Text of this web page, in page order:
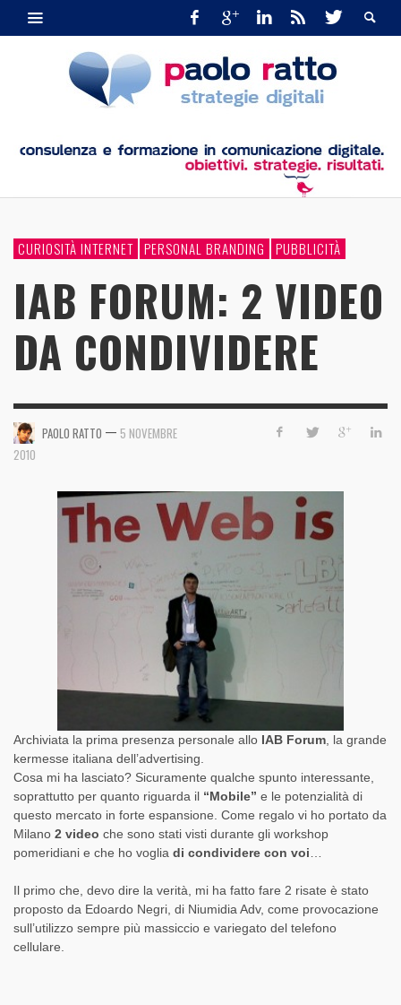
CURIOSITÀ INTERNET PERSONAL BRANDING PUBBLICITÀ
IAB FORUM: 2 VIDEO
DA CONDIVIDERE
PAOLO RATTO — 5 NOVEMBRE
2010
Archiviata la prima presenza personale allo IAB Forum , la grande
kermesse italiana dell’advertising.
Cosa mi ha lasciato? Sicuramente qualche spunto interessante,
soprattutto per quanto riguarda il “Mobile” e le potenzialità di
questo mercato in forte espansione. Come regalo vi ho portato da
Milano 2 video che sono stati visti durante gli workshop
pomeridiani e che ho voglia di condividere con voi
Il primo che, devo dire la verità, mi ha fatto fare 2 risate è stato
proposto da Edoardo Negri, di Niumidia Adv, come provocazione
sull’utilizzo sempre più massiccio e variegato del telefono
cellulare.